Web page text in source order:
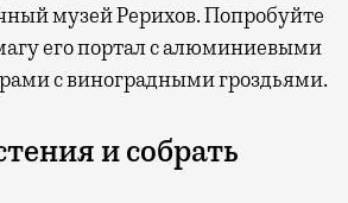
музей Рерихов. Попробуйте
его портал с алюминиевыми
с виноградными гроздьями.
и собрать